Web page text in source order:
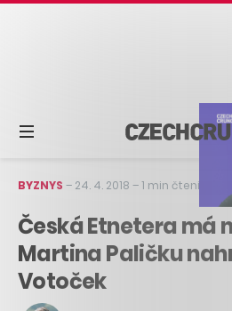
BYZNYS – 24. 4. 2018 –1 min čtení
Česká Etnetera má
Martina Paličku
Votoček